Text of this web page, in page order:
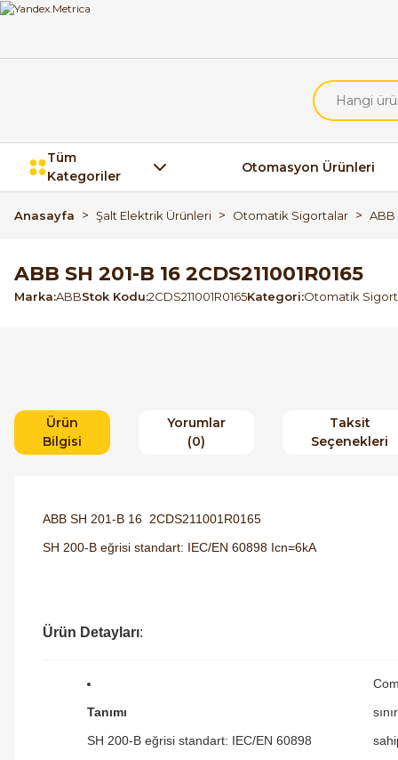
Tüm
Kategoriler
Otomasyon Ürünleri
Anasayfa Şalt Elektrik Ürünleri Otomatik Sigortalar ABB
ABB SH 201-B 16 2CDS211001R0165
Marka ABBStok Kodu 2CDS211001R0165Kategori Otomatik
Ürün
Bilgisi
Yorumlar
(0)
Taksit
Seçenekleri
ABB SH 201-B 16 2CDS211001R0165
SH 200-B eğrisi standart: IEC/EN 60898 Icn=6kA
Ürün Detayları:
Tanımı
SH 200-B eğrisi standart: IEC/EN 60898